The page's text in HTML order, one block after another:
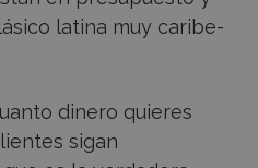
latina muy caribe-
dinero quieres
sigan